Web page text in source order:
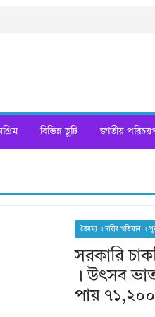
বিভিন্ন ছুটি জাতীয়
বৈষম্য । দাবীর খতিয়ান ।
সরকারি
। উৎসব
পায় ৭১,২০০